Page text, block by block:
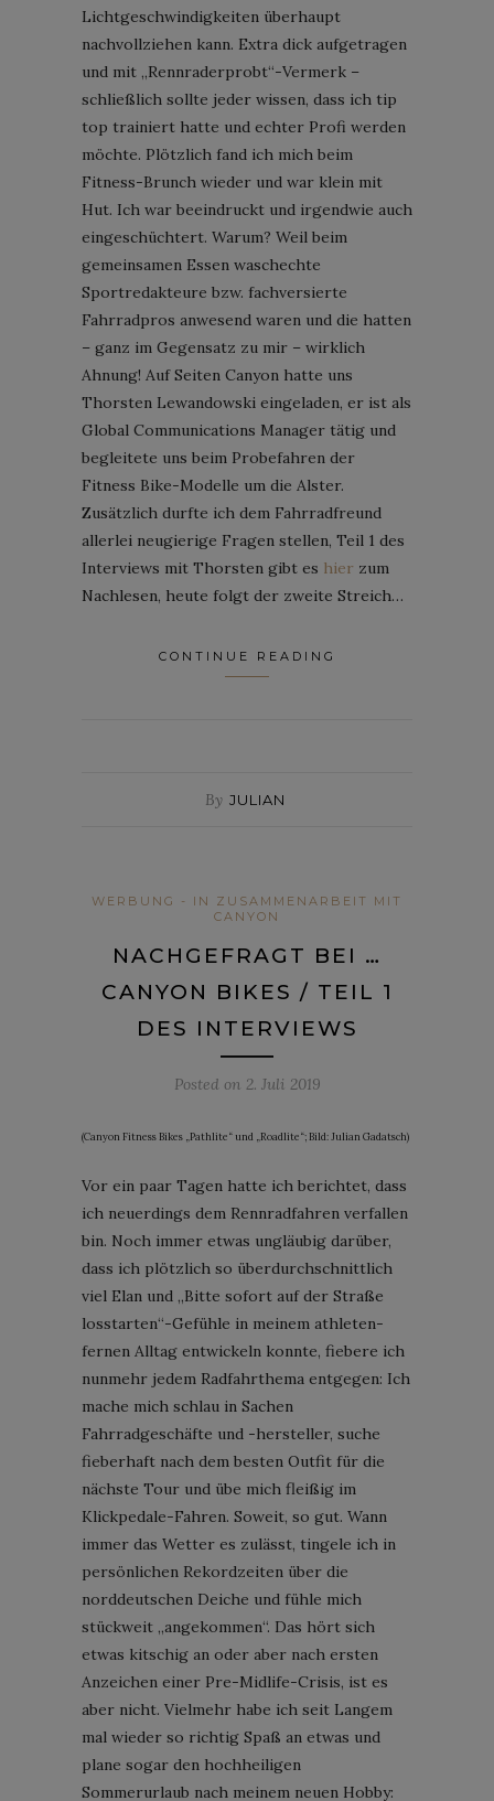
Lichtgeschwindigkeiten überhaupt
nachvollziehen kann. Extra dick aufgetragen
und mit „Rennraderprobt“-Vermerk –
schließlich sollte jeder wissen, dass ich tip
top trainiert hatte und echter Profi werden
möchte. Plötzlich fand ich mich beim
Fitness-Brunch wieder und war klein mit
Hut. Ich war beeindruckt und irgendwie auch
eingeschüchtert. Warum? Weil beim
gemeinsamen Essen waschechte
Sportredakteure bzw. fachversierte
Fahrradpros anwesend waren und die hatten
– ganz im Gegensatz zu mir – wirklich
Ahnung! Auf Seiten Canyon hatte uns
Thorsten Lewandowski eingeladen, er ist als
Global Communications Manager tätig und
begleitete uns beim Probefahren der
Fitness Bike-Modelle um die Alster.
Zusätzlich durfte ich dem Fahrradfreund
allerlei neugierige Fragen stellen, Teil 1 des
Interviews mit Thorsten gibt es hier zum
Nachlesen, heute folgt der zweite Streich…
CONTINUE READING
By JULIAN
WERBUNG - IN ZUSAMMENARBEIT MIT
CANYON
NACHGEFRAGT BEI …
CANYON BIKES / TEIL 1
DES INTERVIEWS
Posted on 2. Juli 2019
(Canyon Fitness Bikes „Pathlite“ und „Roadlite“; Bild: Julian Gadatsch)
Vor ein paar Tagen hatte ich berichtet, dass
ich neuerdings dem Rennradfahren verfallen
bin. Noch immer etwas ungläubig darüber,
dass ich plötzlich so überdurchschnittlich
viel Elan und „Bitte sofort auf der Straße
losstarten“-Gefühle in meinem athleten-
fernen Alltag entwickeln konnte, fiebere ich
nunmehr jedem Radfahrthema entgegen: Ich
mache mich schlau in Sachen
Fahrradgeschäfte und -hersteller, suche
fieberhaft nach dem besten Outfit für die
nächste Tour und übe mich fleißig im
Klickpedale-Fahren. Soweit, so gut. Wann
immer das Wetter es zulässt, tingele ich in
persönlichen Rekordzeiten über die
norddeutschen Deiche und fühle mich
stückweit „angekommen“. Das hört sich
etwas kitschig an oder aber nach ersten
Anzeichen einer Pre-Midlife-Crisis, ist es
aber nicht. Vielmehr habe ich seit Langem
mal wieder so richtig Spaß an etwas und
plane sogar den hochheiligen
Sommerurlaub nach meinem neuen Hobby: